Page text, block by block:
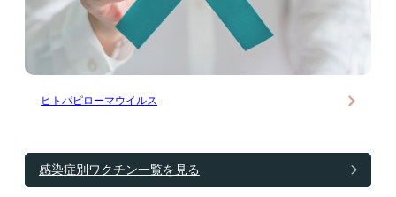
ヒトパピローマウイルス
感染症別ワクチン一覧を見る